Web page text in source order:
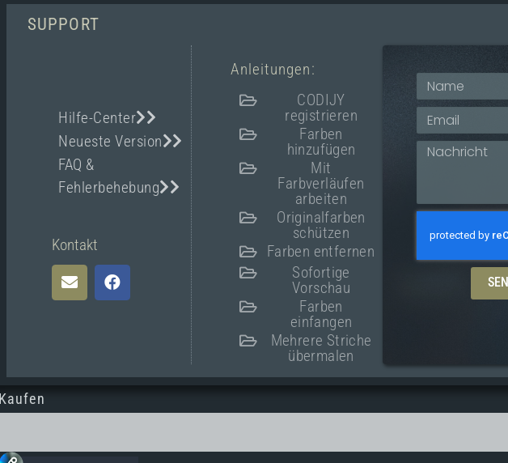
SUPPORT
Hilfe-Center
Neueste Version
FAQ &
Fehlerbehebung
Kontakt
Anleitungen:
CODIJY
registrieren
Farben
hinzufügen
Mit
Farbverläufen
arbeiten
Originalfarben
schützen
Farben entfernen
Sofortige
Vorschau
Farben
einfangen
Mehrere Striche
übermalen
Kaufen